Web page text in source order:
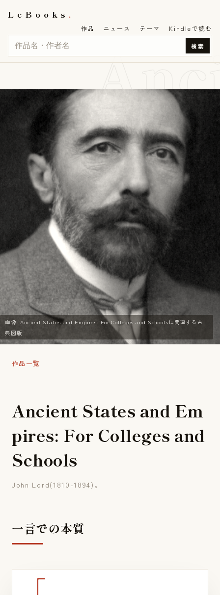
LeBooks
検索
作品 ニュース テーマ Kindleで読む
画像: Ancient States and Empires: For Colleges and Schoolsに関連する古
典図版
作品一覧
Ancient States and Em
pires: For Colleges and
Schools
John Lord(1810-1894)。
一言での本質